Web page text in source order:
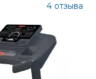
4 отзыва